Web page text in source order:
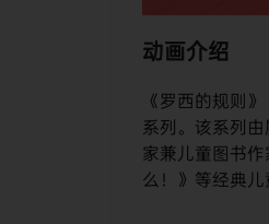
动画介绍
《罗西的规则
系列。该系列
家兼儿童图书作
么！》等经典儿